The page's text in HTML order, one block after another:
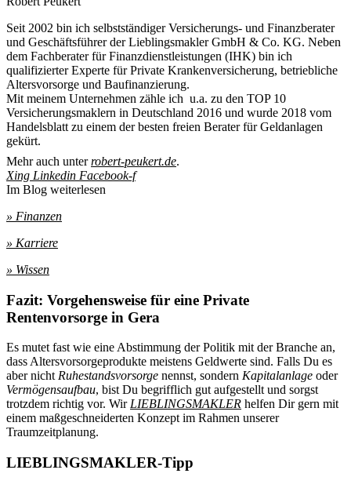
Seit 2002 bin ich selbstständiger Versicherungs- und Finanzberater
und Geschäftsführer der Lieblingsmakler GmbH & Co. KG. Neben
dem Fachberater für Finanzdienstleistungen (IHK) bin ich
qualifizierter Experte für Private Krankenversicherung, betriebliche
Altersvorsorge und Baufinanzierung.
Mit meinem Unternehmen zähle ich u.a. zu den TOP 10
Versicherungsmaklern in Deutschland 2016 und wurde 2018 vom
Handelsblatt zu einem der besten freien Berater für Geldanlagen
gekürt.
Mehr auch unterrobert-peukert.de.
Xing Linkedin Facebook-f
Im Blog weiterlesen
» Finanzen
» Karriere
» Wissen
Fazit: Vorgehensweise für eine Private
Rentenvorsorge in Gera
Es mutet fast wie eine Abstimmung der Politik mit der Branche an,
dass Altersvorsorgeprodukte meistens Geldwerte sind. Falls Du es
aber nicht Ruhestandsvorsorge nennst, sondern Kapitalanlage oder
Vermögensaufbau, bist Du begrifflich gut aufgestellt und sorgst
trotzdem richtig vor. Wir LIEBLINGSMAKLER helfen Dir gern mit
einem maßgeschneiderten Konzept im Rahmen unserer
Traumzeitplanung.
LIEBLINGSMAKLER-Tipp